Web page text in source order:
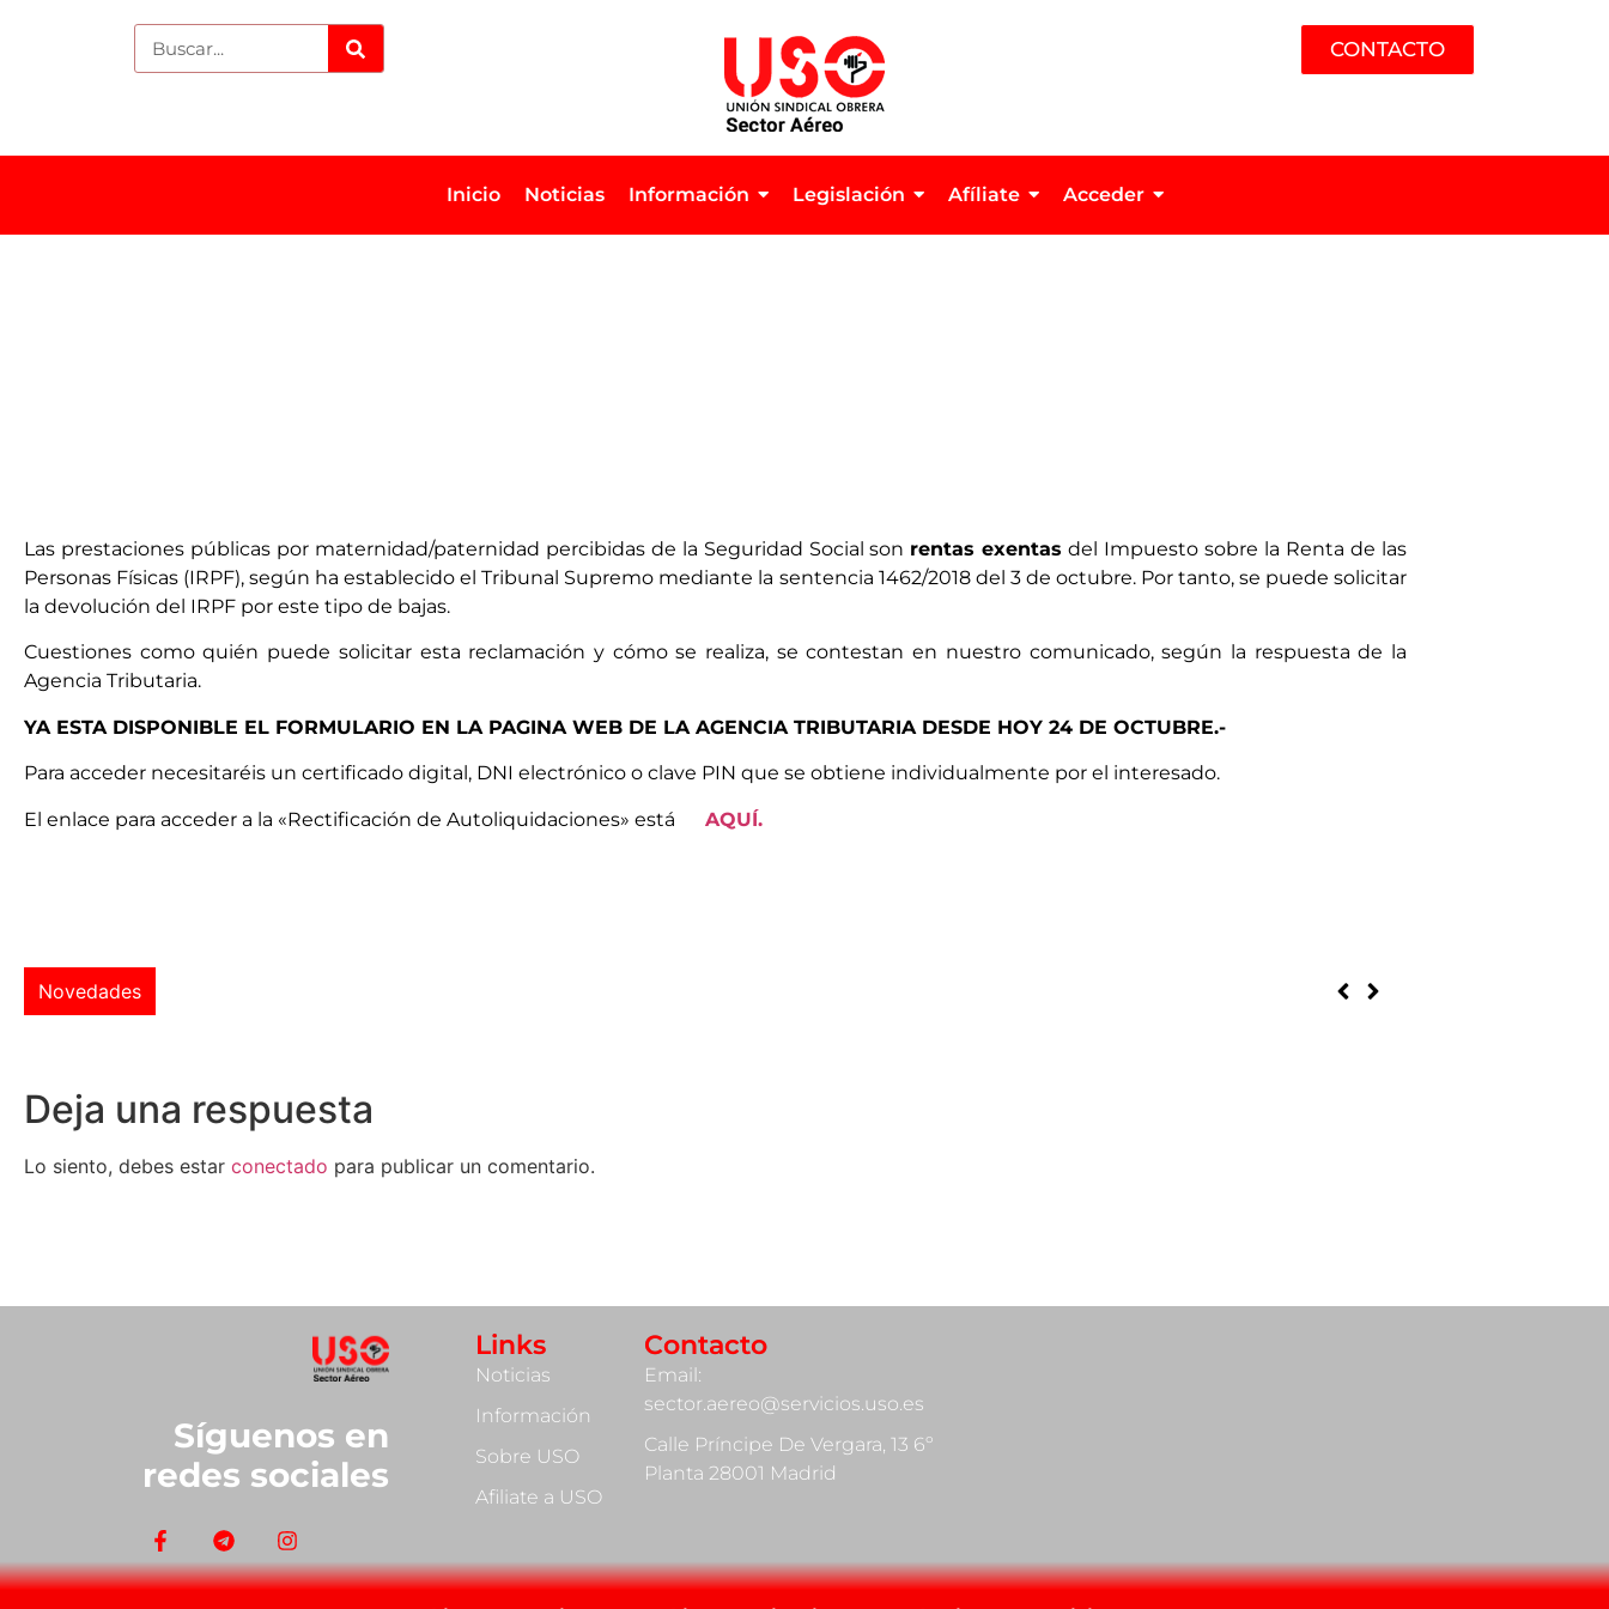
CONTACTO
Inicio Noticias Información Legislación Afíliate Acceder
Las prestaciones públicas por maternidad/paternidad percibidas de la Seguridad Social son rentas exentas del Impuesto sobre la Renta de las
Personas Físicas (IRPF), según ha establecido el Tribunal Supremo mediante la sentencia 1462/2018 del 3 de octubre. Por tanto, se puede solicitar
la devolución del IRPF por este tipo de bajas.
Cuestiones como quién puede solicitar esta reclamación y cómo se realiza, se contestan en nuestro comunicado, según la respuesta de la
Agencia Tributaria.
YA ESTA DISPONIBLE EL FORMULARIO EN LA PAGINA WEB DE LA AGENCIA TRIBUTARIA DESDE HOY 24 DE OCTUBRE.-
Para acceder necesitaréis un certificado digital, DNI electrónico o clave PIN que se obtiene individualmente por el interesado.
El enlace para acceder a la «Rectificación de Autoliquidaciones» está AQUÍ.
Novedades
Deja una respuesta
Lo siento, debes estar conectado para publicar un comentario.
Síguenos en
redes sociales
Links
Noticias
Información
Sobre USO
Afiliate a USO
Contacto
Email:
sector.aereo@servicios.uso.es
Calle Príncipe De Vergara, 13 6º
Planta 28001 Madrid